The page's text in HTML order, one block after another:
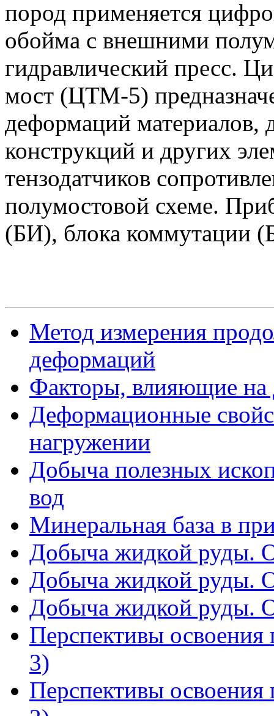
пород применяется
обойма с внешними
гидравлический пресс.
мост (ЦТМ-5)
деформаций материалов,
конструкций и других
тензодатчиков
полумостовой схеме.
(БИ), блока коммутации
Метод измерения
деформаций
Факторы, влияющие на
Деформационные
нагружении
Добыча полезных
вод
Минеральная база в
Добыча жидкой руды.
Добыча жидкой руды.
Добыча жидкой руды.
Перспективы освоения
3)
Перспективы освоения